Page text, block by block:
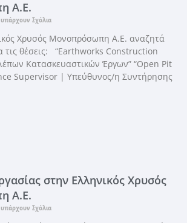
Α.Ε.
Σχόλια
Χρυσός Μονοπρόσωπη Α.Ε. αναζητά
τις θέσεις: “Earthworks Construction
Κατασκευαστικών Έργων” “Open Pit
Supervisor | Υπεύθυνος/η Συντήρησης
στην Ελληνικός Χρυσός
Α.Ε.
Σχόλια